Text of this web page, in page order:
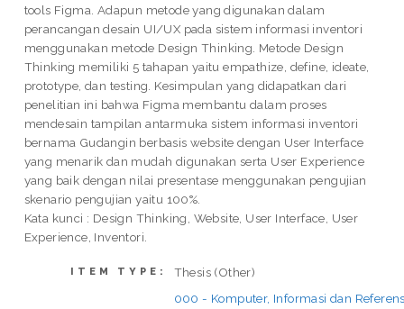
tools Figma. Adapun metode yang digunakan dalam
perancangan desain UI/UX pada sistem informasi inventori
menggunakan metode Design Thinking. Metode Design
Thinking memiliki 5 tahapan yaitu empathize, define, ideate,
prototype, dan testing. Kesimpulan yang didapatkan dari
penelitian ini bahwa Figma membantu dalam proses
mendesain tampilan antarmuka sistem informasi inventori
bernama Gudangin berbasis website dengan User Interface
yang menarik dan mudah digunakan serta User Experience
yang baik dengan nilai presentase menggunakan pengujian
skenario pengujian yaitu 100%.
Kata kunci : Design Thinking, Website, User Interface, User
Experience, Inventori.
ITEM TYPE: Thesis (Other)
000 - Komputer, Informasi dan